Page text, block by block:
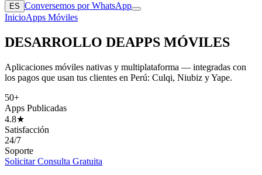
ES Conversemos por WhatsApp
InicioApps Móviles
DESARROLLO DEAPPS MÓVILES
Aplicaciones móviles nativas y multiplataforma — integradas con
los pagos que usan tus clientes en Perú: Culqi, Niubiz y Yape.
50+
Apps Publicadas
4.8★
Satisfacción
24/7
Soporte
Solicitar Consulta Gratuita